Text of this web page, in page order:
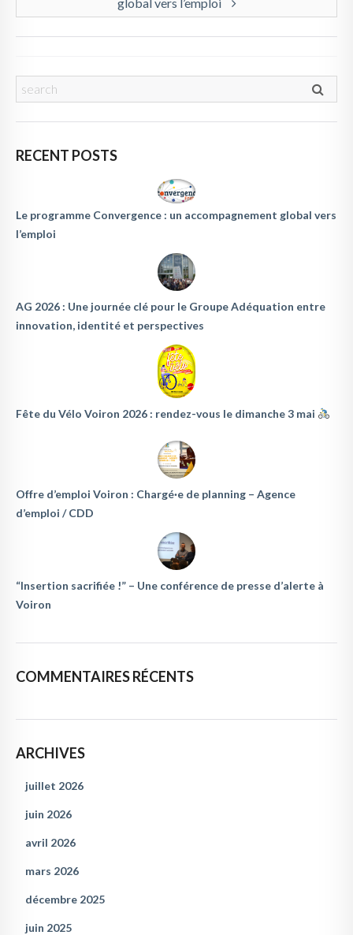
RECENT POSTS
Le programme Convergence : un accompagnement global vers
l’emploi
AG 2026 : Une journée clé pour le Groupe Adéquation entre
innovation, identité et perspectives
Fête du Vélo Voiron 2026 : rendez-vous le dimanche 3 mai
Offre d’emploi Voiron : Chargé·e de planning – Agence
d’emploi / CDD
“Insertion sacrifiée !” – Une conférence de presse d’alerte à
Voiron
COMMENTAIRES RÉCENTS
ARCHIVES
juillet 2026
juin 2026
avril 2026
mars 2026
décembre 2025
juin 2025